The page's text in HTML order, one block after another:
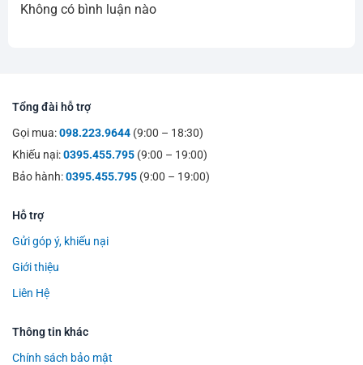
Không có bình luận nào
Tổng đài hỗ trợ
Gọi mua:098.223.9644 (9:00 – 18:30)
Khiếu nại:0395.455.795 (9:00 – 19:00)
Bảo hành:0395.455.795 (9:00 – 19:00)
Hỗ trợ
Gửi góp ý, khiếu nại
Giới thiệu
Liên Hệ
Thông tin khác
Chính sách bảo mật